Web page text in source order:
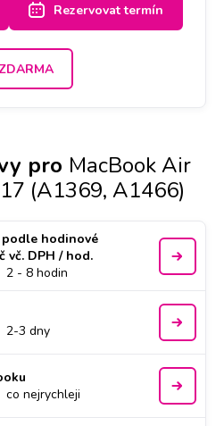
Rezervovat termín
pro MacBook Air
(A1369, A1466)
hodinové
vč. DPH / hod.
2 - 8 hodin
2-3 dny
co nejrychleji